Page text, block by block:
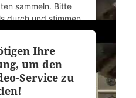
sammeln. Bitte
durch und stimmen
Service zu, um
Ihre
um den
Service zu